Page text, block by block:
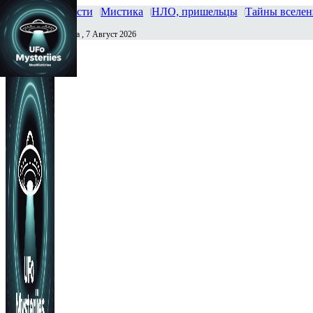
Главная Новости Мистика НЛО, пришельцы Тайны
Сегодня Пятница , 7 Август 2026